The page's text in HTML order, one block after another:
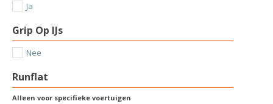
Ja
Grip Op IJs
Nee
Runflat
Alleen voor specifieke voertuigen